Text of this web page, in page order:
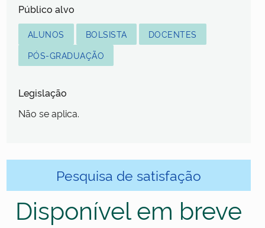
Público alvo
ALUNOS BOLSISTA
DOCENTES
PÓS-GRADUAÇÃO
Legislação
Não se aplica.
Pesquisa de satisfação
Disponível em breve